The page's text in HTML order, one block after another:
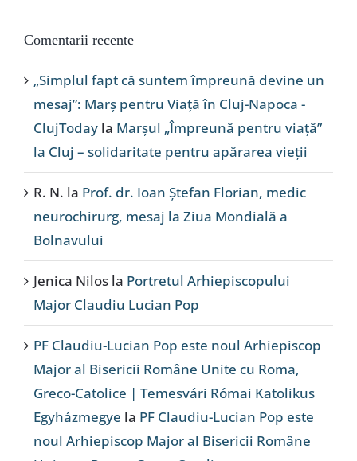
Comentarii recente
„Simplul fapt că suntem împreună devine un
mesaj”: Marș pentru Viață în Cluj-Napoca -
ClujToday la Marșul „Împreună pentru viață”
la Cluj – solidaritate pentru apărarea vieții
R. N. la Prof. dr. Ioan Ștefan Florian, medic
neurochirurg, mesaj la Ziua Mondială a
Bolnavului
Jenica Nilos la Portretul Arhiepiscopului
Major Claudiu Lucian Pop
PF Claudiu-Lucian Pop este noul Arhiepiscop
Major al Bisericii Române Unite cu Roma,
Greco-Catolice | Temesvári Római Katolikus
Egyházmegye la PF Claudiu-Lucian Pop este
noul Arhiepiscop Major al Bisericii Române